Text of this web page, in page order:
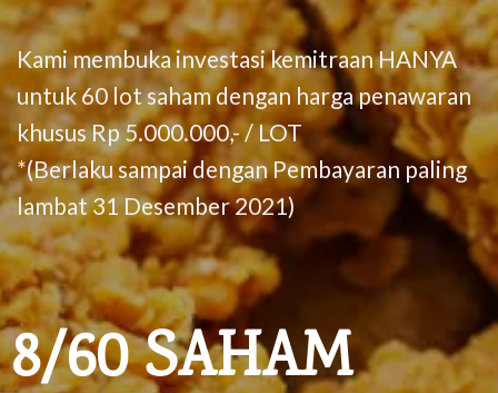
Kami membuka investasi kemitraan HANYA
untuk 60 lot saham dengan harga penawaran
khusus Rp 5.000.000,- / LOT
*(Berlaku sampai dengan Pembayaran paling
lambat 31 Desember 2021)
8/60 SAHAM